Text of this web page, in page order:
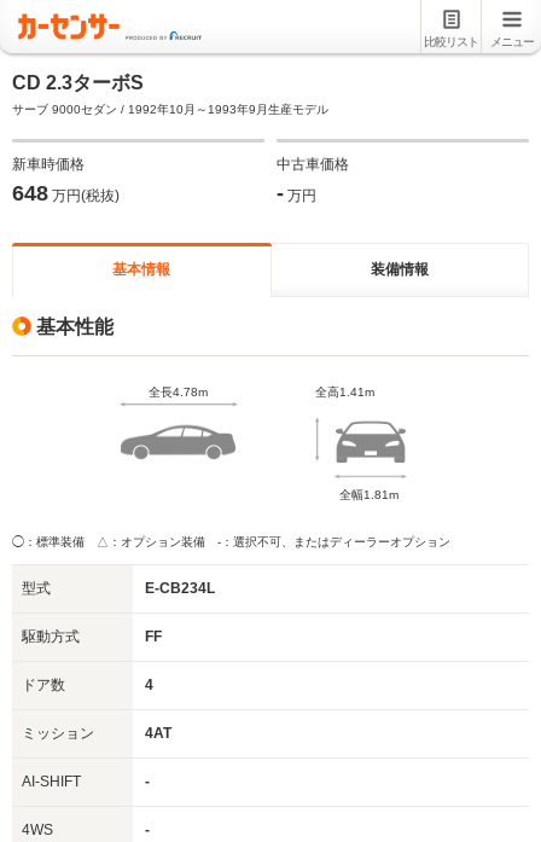
比較リスト メニュー
CD 2.3ターボS
サーブ 9000セダン / 1992年10月～1993年9月生産モデル
新車時価格
648 万円(税抜)
中古車価格
- 万円
基本情報 装備情報
基本性能
全長4.78m 全高1.41m
全幅1.81m
◯：標準装備 △：オプション装備 -：選択不可、またはディーラーオプション
型式 E-CB234L
駆動方式 FF
ドア数 4
ミッション 4AT
AI-SHIFT -
4WS -